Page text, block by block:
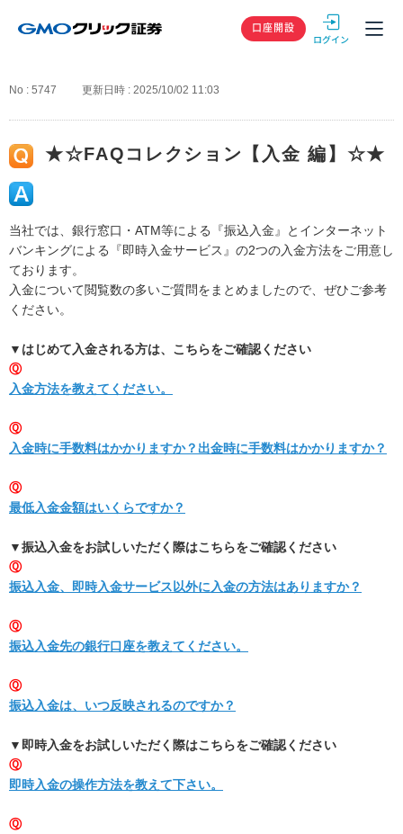
GMOクリック
口座開設
No : 5747 更新日時 : 2025/10/02 11:03
★☆FAQコレクション【入金 編】☆★
当社では、銀行窓口・ATM等による『振込入金』とインターネット
バンキングによる『即時入金サービス』の2つの入金方法をご用意し
ております。
入金について閲覧数の多いご質問をまとめましたので、ぜひご参考
ください。
▼はじめて入金される方は、こちらをご確認ください
Ⓠ
入金方法を教えてください。
Ⓠ
入金時に手数料はかかりますか？出金時に手数料はかかりますか？
Ⓠ
最低入金金額はいくらですか？
▼振込入金をお試しいただく際はこちらをご確認ください
Ⓠ
振込入金、即時入金サービス以外に入金の方法はありますか？
Ⓠ
振込入金先の銀行口座を教えてください。
Ⓠ
振込入金は、いつ反映されるのですか？
▼即時入金をお試しいただく際はこちらをご確認ください
Ⓠ
即時入金の操作方法を教えて下さい。
Ⓠ